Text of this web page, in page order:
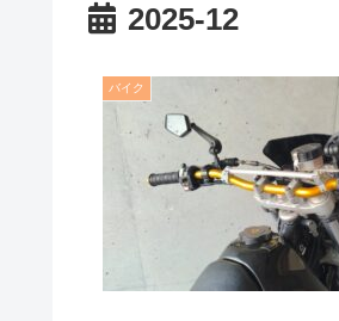
2025-12
バイク